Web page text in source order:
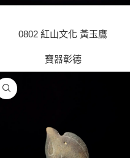
0802 紅山文化 黃玉鷹
寶器彰德